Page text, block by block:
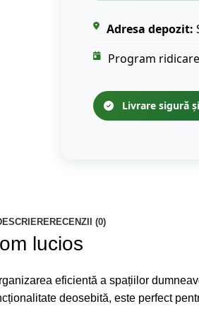
Adresa depozit:
Program
Livrare sigură
RECENZII (0)
lucios
eficientă a spațiilor
deosebită, este perfect